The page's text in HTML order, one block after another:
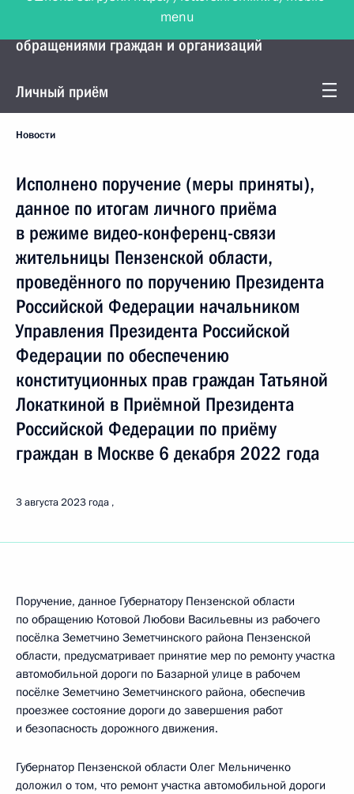
Управление Президента по работе с
обращениями граждан и организаций
Личный приём
Новости
Исполнено поручение (меры приняты),
данное по итогам личного приёма
в режиме видео-конференц-связи
жительницы Пензенской области,
проведённого по поручению Президента
Российской Федерации начальником
Управления Президента Российской
Федерации по обеспечению
конституционных прав граждан Татьяной
Локаткиной в Приёмной Президента
Российской Федерации по приёму
граждан в Москве 6 декабря 2022 года
3 августа 2023 года
Поручение, данное Губернатору Пензенской области
по обращению Котовой Любови Васильевны из рабочего
посёлка Земетчино Земетчинского района Пензенской
области, предусматривает принятие мер по ремонту участка
автомобильной дороги по Базарной улице в рабочем
посёлке Земетчино Земетчинского района, обеспечив
проезжее состояние дороги до завершения работ
и безопасность дорожного движения.
Губернатор Пензенской области Олег Мельниченко
доложил о том, что ремонт участка автомобильной дороги
menu